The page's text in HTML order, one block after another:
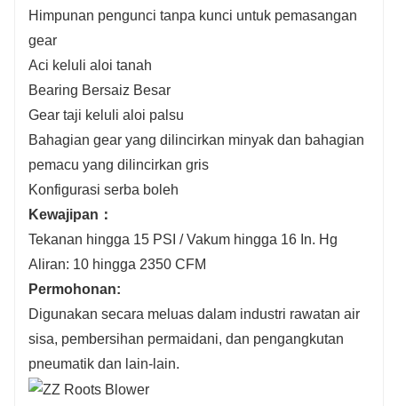
Himpunan pengunci tanpa kunci untuk pemasangan
gear
Aci keluli aloi tanah
Bearing Bersaiz Besar
Gear taji keluli aloi palsu
Bahagian gear yang dilincirkan minyak dan bahagian
pemacu yang dilincirkan gris
Konfigurasi serba boleh
Kewajipan：
Tekanan hingga 15 PSI / Vakum hingga 16 In. Hg
Aliran: 10 hingga 2350 CFM
Permohonan:
Digunakan secara meluas dalam industri rawatan air
sisa, pembersihan permaidani, dan pengangkutan
pneumatik dan lain-lain.